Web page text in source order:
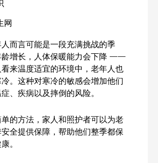
网
而言可能是一段充满挑战的季
龄增长，人体保暖能力会下降 ——
来温度适宜的环境中，老年人也
。这种对寒冷的敏感会增加他们
、疾病以及摔倒的风险。
的方法，家人和照护者可以为老
全提供保障，帮助他们整季都保
。